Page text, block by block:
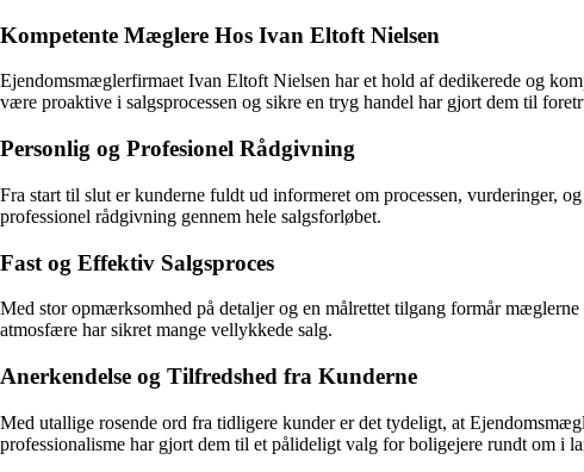
Kompetente Mæglere Hos Ivan Eltoft Nielsen
Ejendomsmæglerfirmaet Ivan Eltoft Nielsen har et hold af dedikerede og
være proaktive i salgsprocessen og sikre en tryg handel har gjort dem til
Personlig og Profesionel Rådgivning
Fra start til slut er kunderne fuldt ud informeret om processen, vurderinger,
professionel rådgivning gennem hele salgsforløbet.
Fast og Effektiv Salgsproces
Med stor opmærksomhed på detaljer og en målrettet tilgang formår
atmosfære har sikret mange vellykkede salg.
Anerkendelse og Tilfredshed fra Kunderne
Med utallige rosende ord fra tidligere kunder er det tydeligt, at
professionalisme har gjort dem til et pålideligt valg for boligejere rundt om i